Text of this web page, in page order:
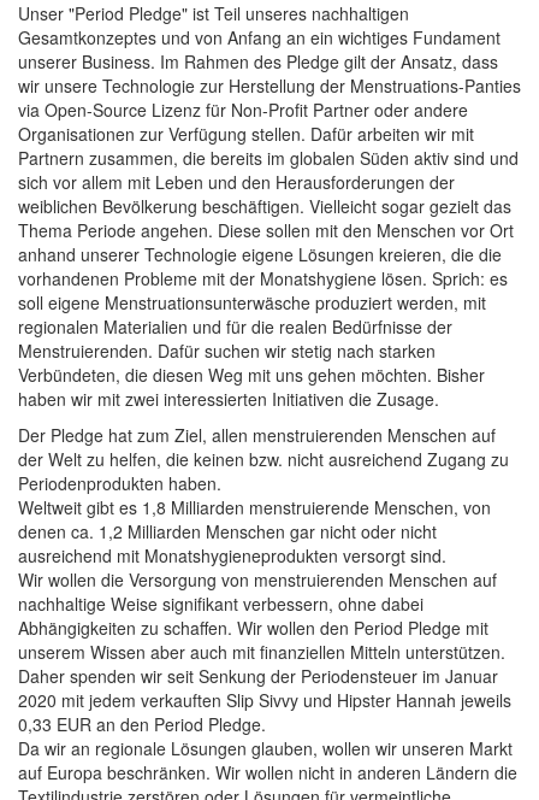
Unser "Period Pledge" ist Teil unseres nachhaltigen
Gesamtkonzeptes und von Anfang an ein wichtiges Fundament
unserer Business. Im Rahmen des Pledge gilt der Ansatz, dass
wir unsere Technologie zur Herstellung der Menstruations-Panties
via Open-Source Lizenz für Non-Profit Partner oder andere
Organisationen zur Verfügung stellen. Dafür arbeiten wir mit
Partnern zusammen, die bereits im globalen Süden aktiv sind und
sich vor allem mit Leben und den Herausforderungen der
weiblichen Bevölkerung beschäftigen. Vielleicht sogar gezielt das
Thema Periode angehen. Diese sollen mit den Menschen vor Ort
anhand unserer Technologie eigene Lösungen kreieren, die die
vorhandenen Probleme mit der Monatshygiene lösen. Sprich: es
soll eigene Menstruationsunterwäsche produziert werden, mit
regionalen Materialien und für die realen Bedürfnisse der
Menstruierenden. Dafür suchen wir stetig nach starken
Verbündeten, die diesen Weg mit uns gehen möchten. Bisher
haben wir mit zwei interessierten Initiativen die Zusage.
Der Pledge hat zum Ziel, allen menstruierenden Menschen auf
der Welt zu helfen, die keinen bzw. nicht ausreichend Zugang zu
Periodenprodukten haben.
Weltweit gibt es 1,8 Milliarden menstruierende Menschen, von
denen ca. 1,2 Milliarden Menschen gar nicht oder nicht
ausreichend mit Monatshygieneprodukten versorgt sind.
Wir wollen die Versorgung von menstruierenden Menschen auf
nachhaltige Weise signifikant verbessern, ohne dabei
Abhängigkeiten zu schaffen. Wir wollen den Period Pledge mit
unserem Wissen aber auch mit finanziellen Mitteln unterstützen.
Daher spenden wir seit Senkung der Periodensteuer im Januar
2020 mit jedem verkauften Slip Sivvy und Hipster Hannah jeweils
0,33 EUR an den Period Pledge.
Da wir an regionale Lösungen glauben, wollen wir unseren Markt
auf Europa beschränken. Wir wollen nicht in anderen Ländern die